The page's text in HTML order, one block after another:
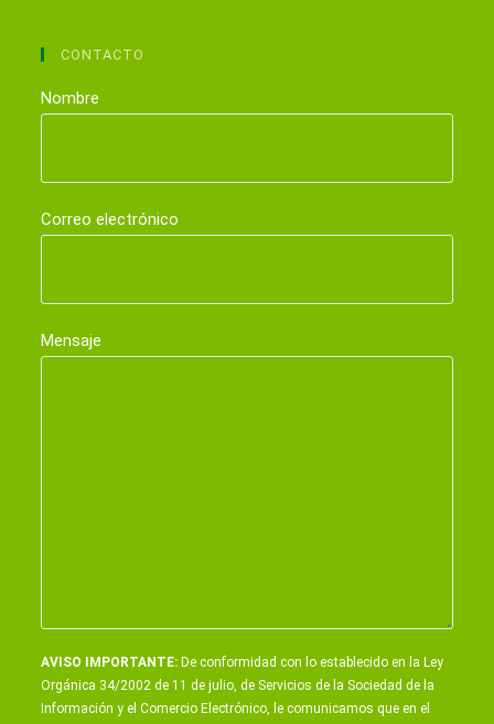
CONTACTO
Nombre
Correo electrónico
Mensaje
AVISO IMPORTANTE: De conformidad con lo establecido en la Ley
Orgánica 34/2002 de 11 de julio, de Servicios de la Sociedad de la
Información y el Comercio Electrónico, le comunicamos que en el